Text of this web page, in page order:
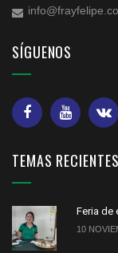
SÍGUENOS
TEMAS RECIENTES
Feria de
10